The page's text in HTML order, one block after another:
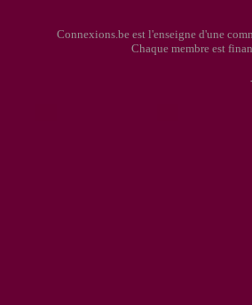
Connexions.be est l'enseigne d'une
Chaque membre est